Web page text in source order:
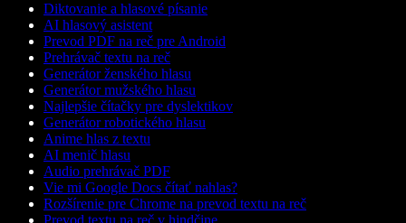
Diktovanie a hlasové písanie
AI hlasový asistent
Prevod PDF na reč pre Android
Prehrávač textu na reč
Generátor ženského hlasu
Generátor mužského hlasu
Najlepšie čítačky pre dyslektikov
Generátor robotického hlasu
Anime hlas z textu
AI menič hlasu
Audio prehrávač PDF
Vie mi Google Docs čítať nahlas?
Rozšírenie pre Chrome na prevod textu na reč
Prevod textu na reč v hindčine